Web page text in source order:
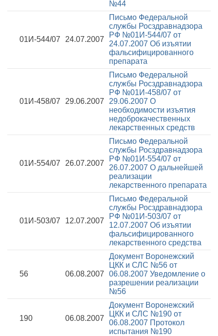
№44
01И-544/07 24.07.2007
Письмо Федеральной
службы Росздравнадзора
РФ №01И-544/07 от
24.07.2007 Об изъятии
фальсифицированного
препарата
01И-458/07 29.06.2007
Письмо Федеральной
службы Росздравнадзора
РФ №01И-458/07 от
29.06.2007 О
необходимости изъятия
недоброкачественных
лекарственных средств
01И-554/07 26.07.2007
Письмо Федеральной
службы Росздравнадзора
РФ №01И-554/07 от
26.07.2007 О дальнейшей
реализации
лекарственного препарата
01И-503/07 12.07.2007
Письмо Федеральной
службы Росздравнадзора
РФ №01И-503/07 от
12.07.2007 Об изъятии
фальсифицированного
лекарственного средства
56 06.08.2007
Документ Воронежский
ЦКК и СЛС №56 от
06.08.2007 Уведомление о
разрешении реализации
№56
190 06.08.2007
Документ Воронежский
ЦКК и СЛС №190 от
06.08.2007 Протокол
испытания №190